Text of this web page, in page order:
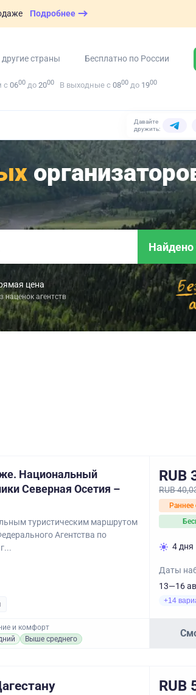
Подробнее
другие страны Бесплатно по России
с 0600 до 2000 В выходные с 0800 до 1900
Давайте
дружить:
Найдено
цена
наценок агентств
Национальный
Северная Осетия –
туристическим маршрутом
Агентства по
и комфорт
Выше среднего
RUB
RUB
4 дня
Даты
13—16
+14
RUB